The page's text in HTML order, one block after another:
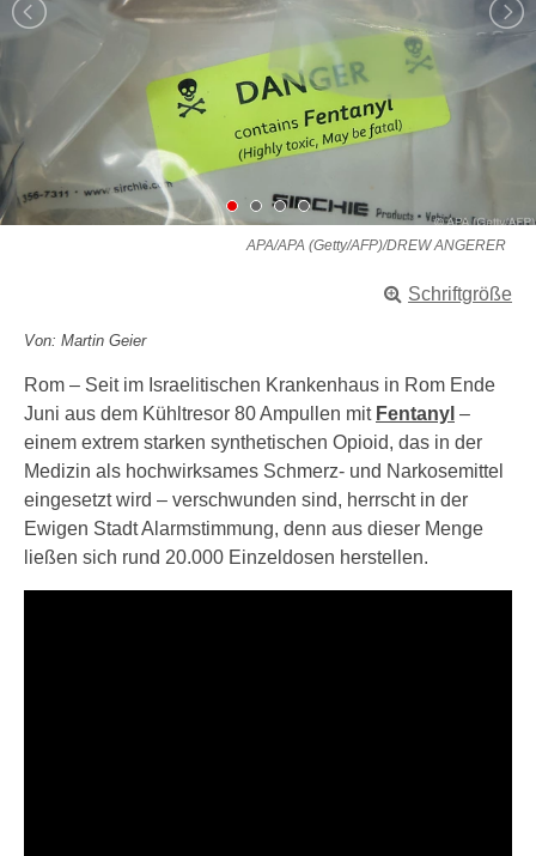
APA/APA (Getty/AFP)/DREW ANGERER
Schriftgröße
Von: Martin Geier
Rom – Seit im Israelitischen Krankenhaus in Rom Ende
Juni aus dem Kühltresor 80 Ampullen mit Fentanyl –
einem extrem starken synthetischen Opioid, das in der
Medizin als hochwirksames Schmerz- und Narkosemittel
eingesetzt wird – verschwunden sind, herrscht in der
Ewigen Stadt Alarmstimmung, denn aus dieser Menge
ließen sich rund 20.000 Einzeldosen herstellen.